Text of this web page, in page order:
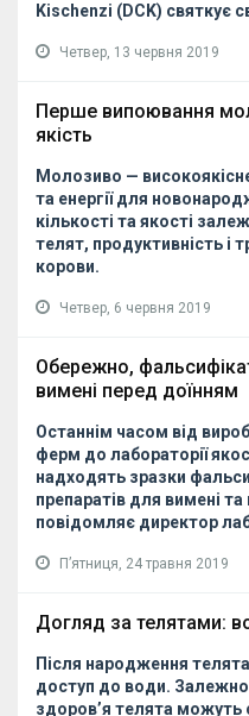
Kischenzi (DCK) святкує
Четвер, 13 червня 2019
Перше випоювання
якість
Молозиво —
та енергії для
кількості та якості
телят, продуктивність і
корови.
Четвер, 6 червня 2019
Обережно,
вимені перед доїнням
Останнім часом від
ферм до лабораторії
надходять зразки
препаратів для вимені
повідомляє директор
Пʼятниця, 24 травня 2019
Догляд за телятами:
Після народження
доступ до води. Залежно
здоров’я телята можуть